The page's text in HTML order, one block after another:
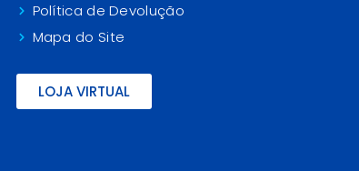
Política de Devolução
Mapa do Site
LOJA VIRTUAL